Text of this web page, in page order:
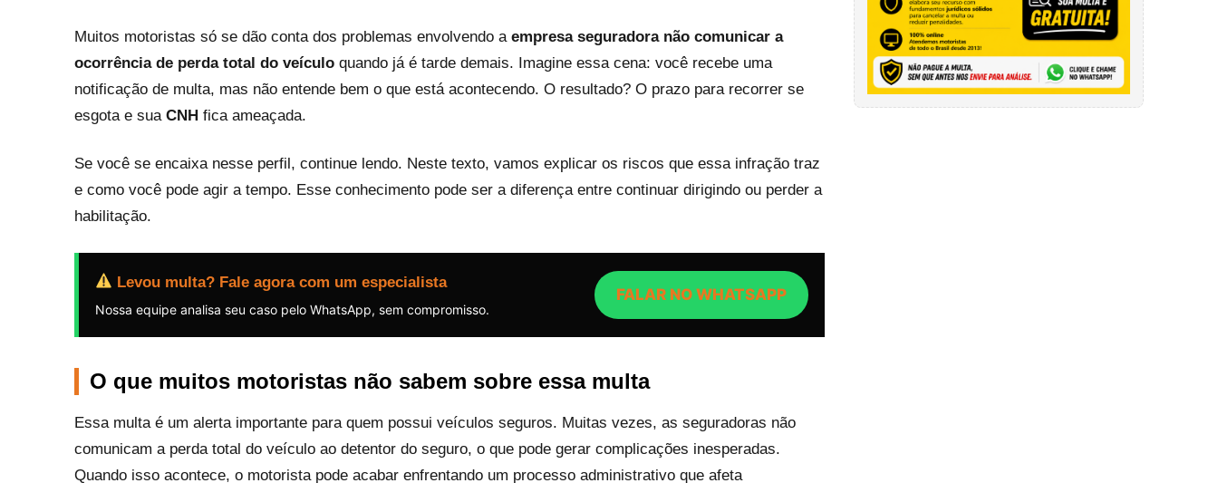
Muitos motoristas só se dão conta dos problemas envolvendo a empresa seguradora não comunicar a
ocorrência de perda total do veículo quando já é tarde demais. Imagine essa cena: você recebe uma
notificação de multa, mas não entende bem o que está acontecendo. O resultado? O prazo para recorrer se
esgota e sua CNH fica ameaçada.
Se você se encaixa nesse perfil, continue lendo. Neste texto, vamos explicar os riscos que essa infração traz
e como você pode agir a tempo. Esse conhecimento pode ser a diferença entre continuar dirigindo ou perder a
habilitação.
Levou multa? Fale agora com um especialista
Nossa equipe analisa seu caso pelo WhatsApp, sem compromisso.
FALAR NO WHATSAPP
O que muitos motoristas não sabem sobre essa multa
Essa multa é um alerta importante para quem possui veículos seguros. Muitas vezes, as seguradoras não
comunicam a perda total do veículo ao detentor do seguro, o que pode gerar complicações inesperadas.
Quando isso acontece, o motorista pode acabar enfrentando um processo administrativo que afeta